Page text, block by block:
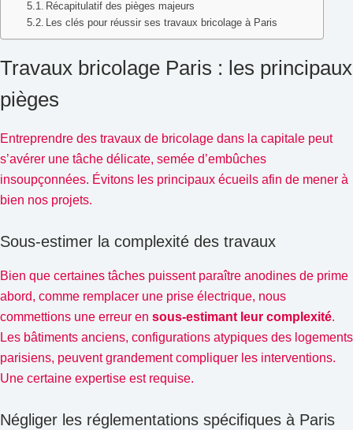
Récapitulatif des pièges majeurs
Les clés pour réussir ses travaux bricolage à Paris
Travaux bricolage Paris : les principaux
pièges
Entreprendre des travaux de bricolage dans la capitale peut
s’avérer une tâche délicate, semée d’embûches
insoupçonnées. Évitons les principaux écueils afin de mener à
bien nos projets.
Sous-estimer la complexité des travaux
Bien que certaines tâches puissent paraître anodines de prime
abord, comme remplacer une prise électrique, nous
commettions une erreur en sous-estimant leur complexité.
Les bâtiments anciens, configurations atypiques des logements
parisiens, peuvent grandement compliquer les interventions.
Une certaine expertise est requise.
Négliger les réglementations spécifiques à Paris